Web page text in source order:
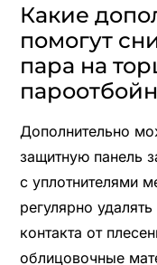
Какие
помогут
пара на
Дополнительно
защитную панель
с уплотнителями
регулярно
контакта от
облицовочные